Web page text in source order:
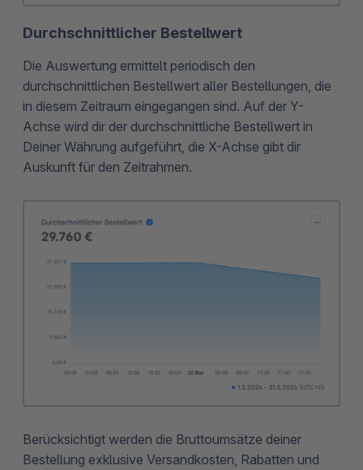
Durchschnittlicher Bestellwert
Die Auswertung ermittelt periodisch den
durchschnittlichen Bestellwert aller Bestellungen, die
in diesem Zeitraum eingegangen sind. Auf der Y-
Achse wird dir der durchschnittliche Bestellwert in
Deiner Währung aufgeführt, die X-Achse gibt dir
Auskunft für den Zeitrahmen.
Berücksichtigt werden die Bruttoumsätze deiner
Bestellung exklusive Versandkosten, Rabatten und